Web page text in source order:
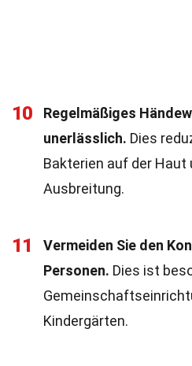
10
Regelmäßiges
unerlässlich. Dies
Bakterien auf der Haut
Ausbreitung.
11
Vermeiden Sie den
Personen. Dies ist
Kindergärten.